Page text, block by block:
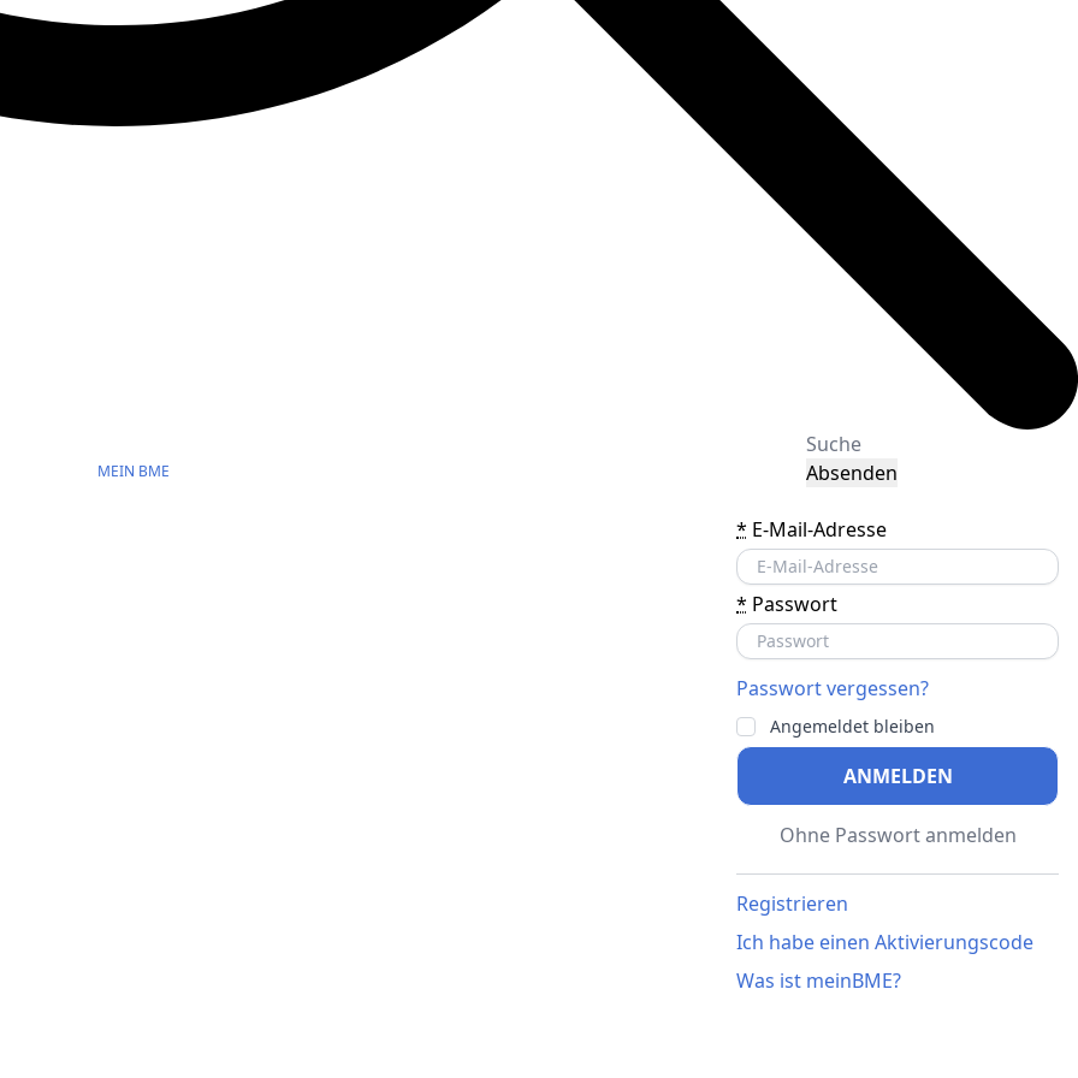
Absenden
MEIN BME
* E-Mail-Adresse
* Passwort
Passwort vergessen?
Angemeldet bleiben
ANMELDEN
Ohne Passwort anmelden
Registrieren
Ich habe einen Aktivierungscode
Was ist meinBME?